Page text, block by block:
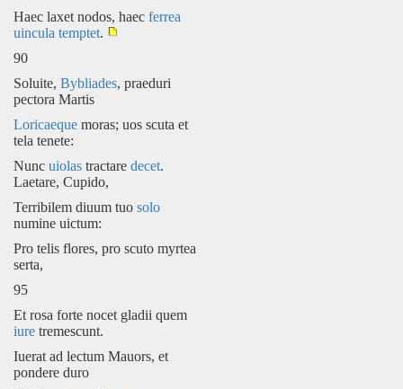
Haec laxet nodos, haec ferrea
uincula temptet.
90
Soluite, Bybliades, praeduri
pectora Martis
Loricaeque moras; uos scuta et
tela tenete:
Nunc uiolas tractare decet.
Laetare, Cupido,
Terribilem diuum tuo solo
numine uictum:
Pro telis flores, pro scuto myrtea
serta,
95
Et rosa forte nocet gladii quem
iure tremescunt.
Iuerat ad lectum Mauors, et
pondere duro